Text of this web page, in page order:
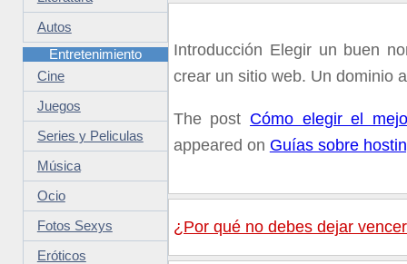
Introducción Elegir un buen
crear un sitio web. Un dominio
The post Cómo elegir el
appeared on Guías sobre
¿Por qué no debes dejar
Autos
Entretenimiento
Cine
Juegos
Series y Peliculas
Música
Ocio
Fotos Sexys
Eróticos